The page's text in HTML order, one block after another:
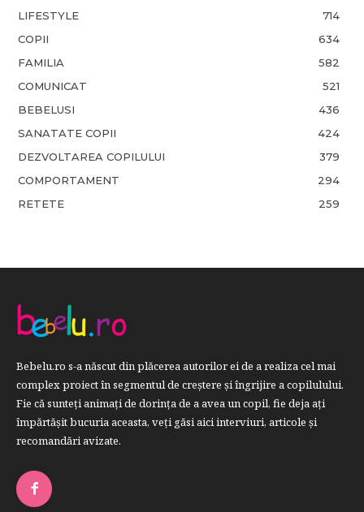
LIFESTYLE
714
COPII
634
FAMILIA
582
COMUNICAT
521
BEBELUSI
436
SANATATE COPII
424
DEZVOLTAREA COPILULUI
379
COMPORTAMENT
294
RETETE
259
Bebelu.ro s-a născut din plăcerea autorilor ei de a realiza cel mai
complex proiect în segmentul de creştere şi îngrijire a copilulului.
Fie că sunteţi animaţi de dorinţa de a avea un copil, fie deja aţi
împărtăşit bucuria aceasta, veți găsi aici interviuri, articole şi
recomandări avizate.